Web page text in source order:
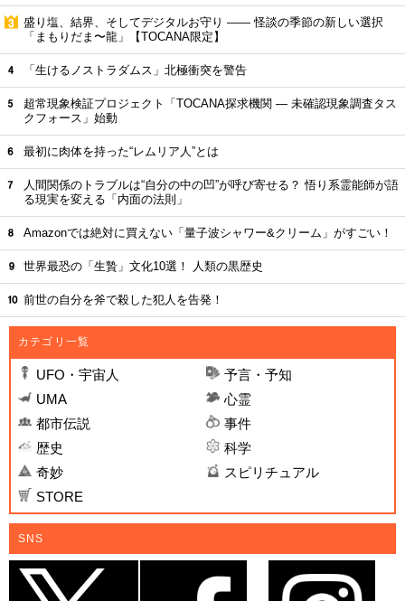
盛り塩、結界、そしてデジタルお守り —— 怪談の季節の新しい選択
「まもりだま〜龍」【TOCANA限定】
「生けるノストラダムス」北極衝突を警告
超常現象検証プロジェクト「TOCANA探求機関 — 未確認現象調査タス
クフォース」始動
最初に肉体を持った“レムリア人”とは
人間関係のトラブルは“自分の中の凹”が呼び寄せる？ 悟り系霊能師が語
る現実を変える「内面の法則」
Amazonでは絶対に買えない「量子波シャワー&クリーム」がすごい！
世界最恐の「生贄」文化10選！ 人類の黒歴史
前世の自分を斧で殺した犯人を告発！
カテゴリ一覧
UFO・宇宙人
予言・予知
UMA
心霊
都市伝説
事件
歴史
科学
奇妙
スピリチュアル
STORE
SNS